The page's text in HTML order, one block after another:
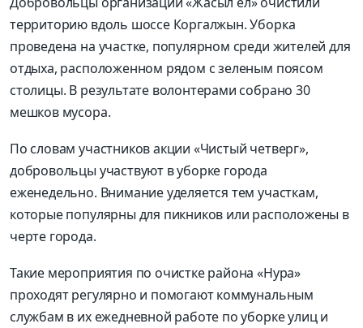
территорию вдоль шоссе Коргалжын. Уборка
проведена на участке, популярном среди жителей для
отдыха, расположенном рядом с зеленым поясом
столицы. В результате волонтерами собрано 30
мешков мусора.
По словам участников акции «Чистый четверг»,
добровольцы участвуют в уборке города
еженедельно. Внимание уделяется тем участкам,
которые популярны для пикников или расположены в
черте города.
Такие мероприятия по очистке района «Нура»
проходят регулярно и помогают коммунальным
службам в их ежедневной работе по уборке улиц и